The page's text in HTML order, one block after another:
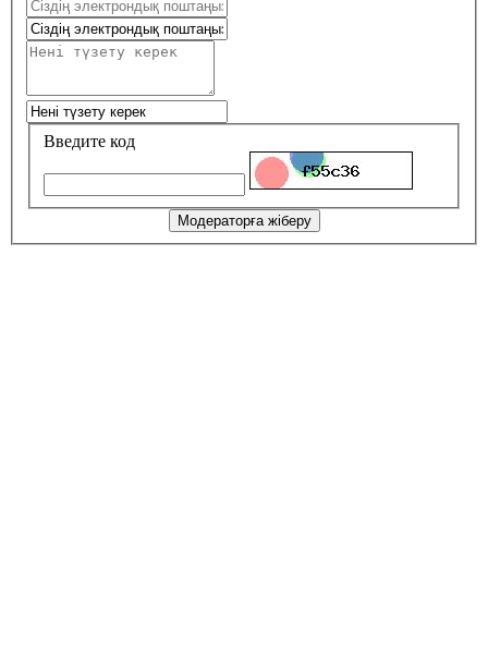
Введите код
Модераторға жіберу